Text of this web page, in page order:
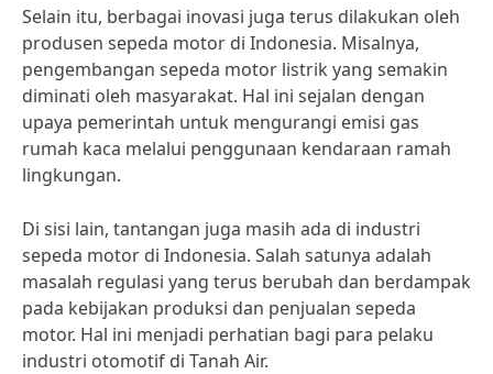
Selain itu, berbagai inovasi juga terus dilakukan oleh
produsen sepeda motor di Indonesia. Misalnya,
pengembangan sepeda motor listrik yang semakin
diminati oleh masyarakat. Hal ini sejalan dengan
upaya pemerintah untuk mengurangi emisi gas
rumah kaca melalui penggunaan kendaraan ramah
lingkungan.
Di sisi lain, tantangan juga masih ada di industri
sepeda motor di Indonesia. Salah satunya adalah
masalah regulasi yang terus berubah dan berdampak
pada kebijakan produksi dan penjualan sepeda
motor. Hal ini menjadi perhatian bagi para pelaku
industri otomotif di Tanah Air.